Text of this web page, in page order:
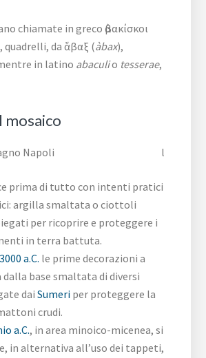
chiamate in greco ἀβακίσκοι
, quadrelli, da ἄβαξ (àbax),
in latino abaculio tesserae,
mosaico
l
prima di tutto con intenti pratici
argilla smaltata o ciottoli
per ricoprire e proteggere i
in terra battuta.
3000 a.C. le prime decorazioni a
base smaltata di diversi
daiSumeri per proteggere la
crudi.
a.C., in area minoico-micenea, si
in alternativa all’uso dei tappeti,